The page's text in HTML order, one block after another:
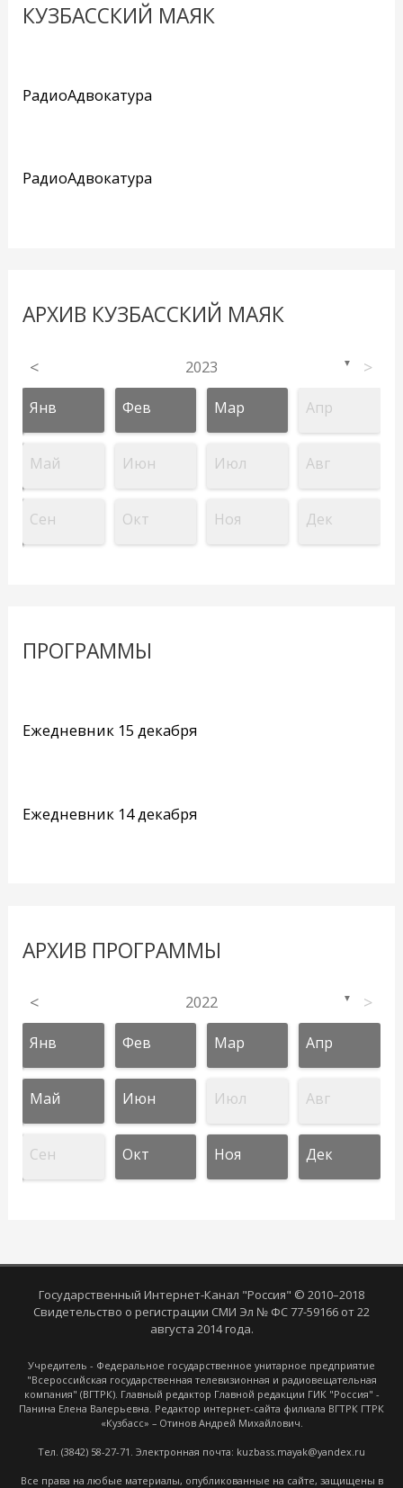
КУЗБАССКИЙ МАЯК
РадиоАдвокатура
РадиоАдвокатура
АРХИВ КУЗБАССКИЙ МАЯК
< 2023 ▼ >
Янв Фев Мар Апр
Май Июн Июл Авг
Сен Окт Ноя Дек
ПРОГРАММЫ
Ежедневник 15 декабря
Ежедневник 14 декабря
АРХИВ ПРОГРАММЫ
< 2022 ▼ >
Янв Фев Мар Апр
Май Июн Июл Авг
Сен Окт Ноя Дек
Государственный Интернет-Канал "Россия" © 2010–2018
Свидетельство о регистрации СМИ Эл № ФС 77-59166 от 22
августа 2014 года.
Учредитель - Федеральное государственное унитарное предприятие
"Всероссийская государственная телевизионная и радиовещательная
компания" (ВГТРК). Главный редактор Главной редакции ГИК "Россия" -
Панина Елена Валерьевна. Редактор интернет-сайта филиала ВГТРК ГТРК
«Кузбасс» – Отинов Андрей Михайлович.
Тел. (3842) 58-27-71. Электронная почта: kuzbass.mayak@yandex.ru
Все права на любые материалы, опубликованные на сайте, защищены в